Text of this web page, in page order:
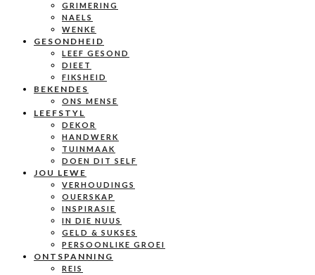
GRIMERING
NAELS
WENKE
GESONDHEID
LEEF GESOND
DIEET
FIKSHEID
BEKENDES
ONS MENSE
LEEFSTYL
DEKOR
HANDWERK
TUINMAAK
DOEN DIT SELF
JOU LEWE
VERHOUDINGS
OUERSKAP
INSPIRASIE
IN DIE NUUS
GELD & SUKSES
PERSOONLIKE GROEI
ONTSPANNING
REIS